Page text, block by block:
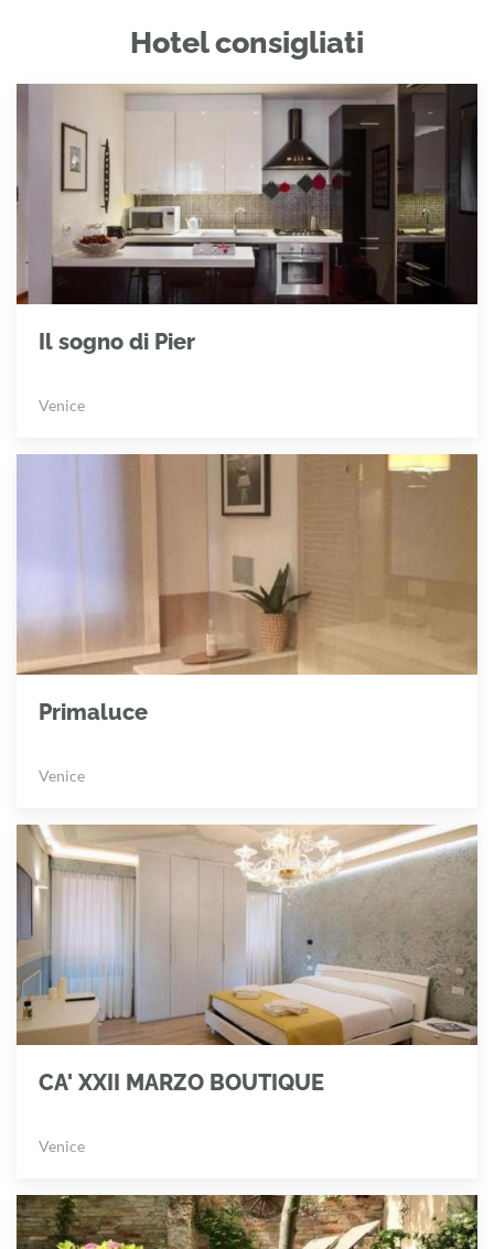
Hotel consigliati
Il sogno di Pier
Venice
Primaluce
Venice
CA' XXII MARZO BOUTIQUE
Venice